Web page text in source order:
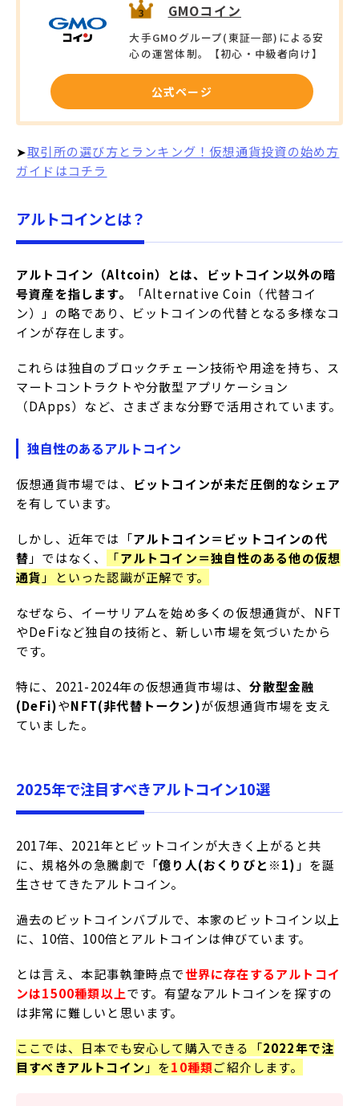
GMOコイン
大手GMOグループ(東証一部)による安
心の運営体制。【初心・中級者向け】
公式ページ
➤取引所の選び方とランキング！仮想通貨投資の始め方
ガイドはコチラ
アルトコインとは？
アルトコイン（Altcoin）とは、ビットコイン以外の暗
号資産を指します。
​「Alternative Coin（代替コイ
ン）」の略であり、ビットコインの代替となる多様なコ
インが存在します。
これらは独自のブロックチェーン技術や用途を持ち、ス
マートコントラクトや分散型アプリケーション
（DApps）など、さまざまな分野で活用されています。
独自性のあるアルトコイン
仮想通貨市場では、
ビットコインが未だ圧倒的なシェア
を有しています。
しかし、近年では「アルトコイン＝ビットコインの代
替 」ではなく、 「アルトコイン＝独自性のある他の仮想
通貨 」といった認識が正解です。
なぜなら、イーサリアムを始め多くの仮想通貨が、NFT
やDeFiなど独自の技術と、新しい市場を気づいたから
です。
特に、2021-2024年の仮想通貨市場は、分散型金融
(DeFi)やNFT(非代替トークン)が仮想通貨市場を支え
ていました。
2025年で注目すべきアルトコイン10選
2017年、2021年とビットコインが大きく上がると共
に、規格外の急騰劇で「億り人(おくりびと※1) 」を誕
生させてきたアルトコイン。
過去のビットコインバブルで、本家のビットコイン以上
に、10倍、100倍とアルトコインは伸びています。
とは言え、本記事執筆時点で世界に存在するアルトコイ
ンは1500種類以上です。有望なアルトコインを探すの
は非常に難しいと思います。
ここでは、日本でも安心して購入できる「2022年で注
目すべきアルトコイン 」を10種類ご紹介します。